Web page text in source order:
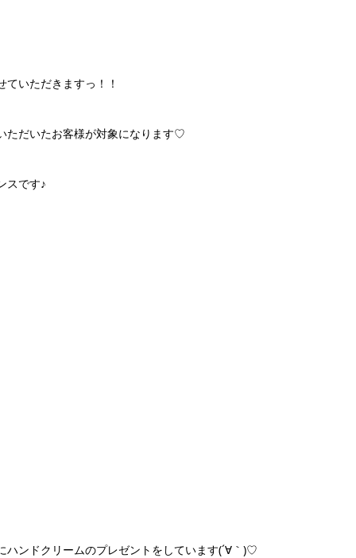
いただきますっ！！
ただいたお客様が対象になります♡
スです♪
ンドクリームのプレゼントをしています(´∀｀)♡